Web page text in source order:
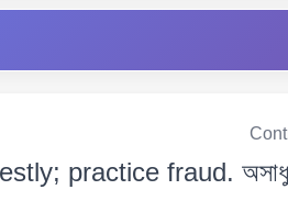
practice fraud.